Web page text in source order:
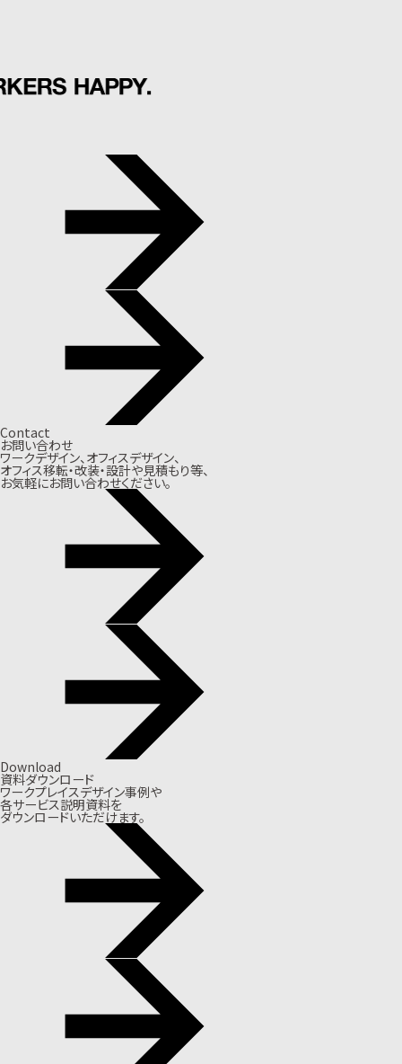
Contact
お問い合わせ
ワークデザイン、オフィスデザイン、
オフィス移転・改装・設計や見積もり等、
お気軽にお問い合わせください。
Download
資料ダウンロード
ワークプレイスデザイン事例や
各サービス説明資料を
ダウンロードいただけます。